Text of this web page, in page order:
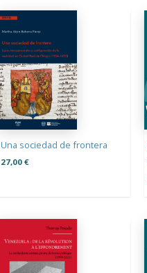
Una sociedad de frontera
27,00 €